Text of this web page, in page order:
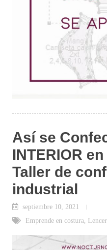
Así se
INTERIOR
Taller de
industrial
septiembre 10, 2021
Emprende en costura